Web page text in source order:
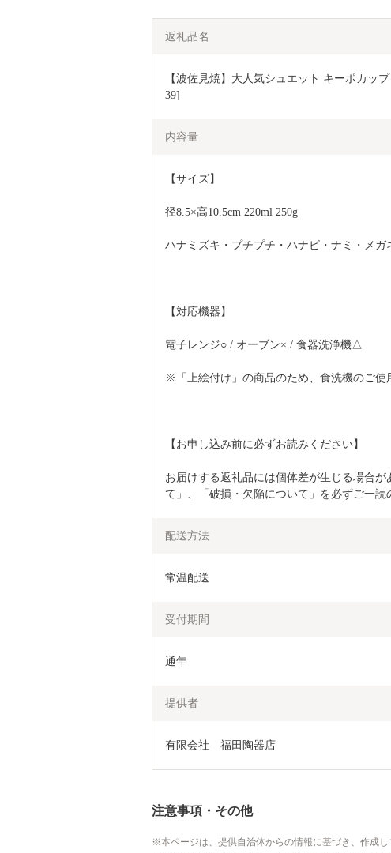
返礼品名
【波佐見焼】大人気シュエット キーポカッ
39]
内容量
【サイズ】
径8.5×高10.5cm 220ml 250g
ハナミズキ・プチプチ・ハナビ・ナミ・メガ
【対応機器】
電子レンジ○ / オーブン× / 食器洗浄機△
※「上絵付け」の商品のため、食洗機のご使
【お申し込み前に必ずお読みください】
お届けする返礼品には個体差が生じる場合
て」、「破損・欠陥について」を必ずご一読
配送方法
常温配送
受付期間
通年
提供者
有限会社　福田陶器店
注意事項・その他
本ページは、提供自治体からの情報に基づき、作成し